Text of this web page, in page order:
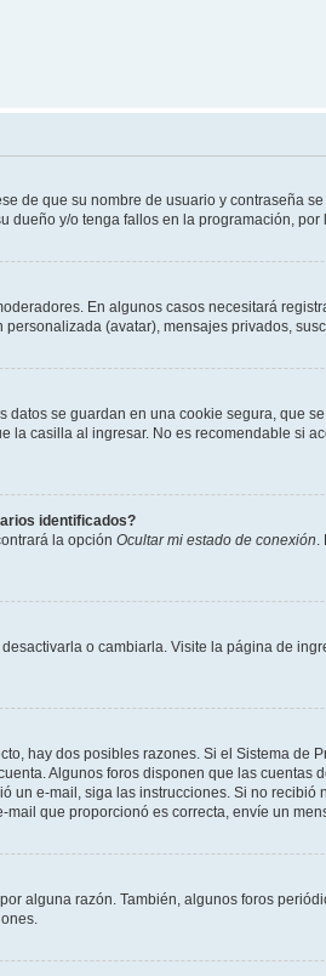
de que su nombre de usuario y contraseña
y/o tenga fallos en la programación, por
En algunos casos necesitará
(avatar), mensajes privados,
datos se guardan en una cookie segura, que
casilla al ingresar. No es recomendable si
identificados?
la opción Ocultar mi estado de conexión
o cambiarla. Visite la página de
hay dos posibles razones. Si el Sistema de
Algunos foros disponen que las
un e-mail, siga las instrucciones. Si no
que proporcionó es correcta, envíe un
alguna razón. También, algunos foros